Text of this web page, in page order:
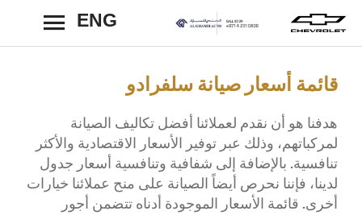
ENG رجوع
قائمة أسعار صيانة سلفرادو
هدفنا هو أن نقدم لعملائنا أفضل تكاليف الصيانة
لمركباتهم، وذلك عبر توفير الأسعار الاقتصادية والأكثر
تنافسية. بالإضافة إلى شفافية وتنافسية أسعار جدول
لدينا، فإننا نحرص أيضاً الصيانة على منح عملائنا خيارات
أخرى. قائمة الأسعار الموجودة أدناه تتضمن أجور